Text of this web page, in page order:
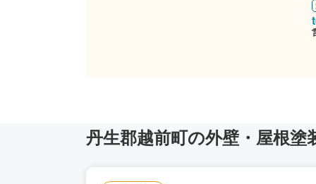
丹生郡越前町の外壁・屋根